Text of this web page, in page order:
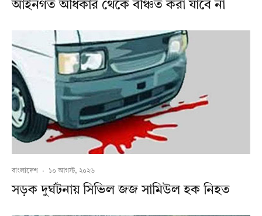
আইনগত অধিকার থেকে বঞ্চিত করা যাবে না
বাংলাদেশ · ১০ আগস্ট, ২০২৬
সড়ক দুর্ঘটনায় সিভিল জজ সামিউল হক নিহত